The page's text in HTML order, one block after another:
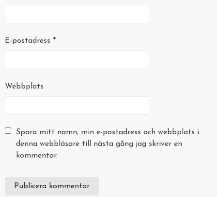
E-postadress *
Webbplats
Spara mitt namn, min e-postadress och webbplats i
denna webbläsare till nästa gång jag skriver en
kommentar.